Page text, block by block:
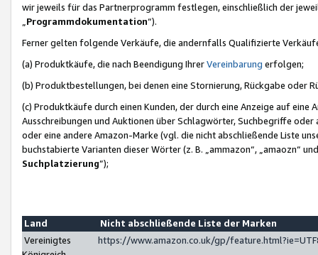
wir jeweils für das Partnerprogramm festlegen, einschließlich der
Programmdokumentation“).
Ferner gelten folgende Verkäufe, die andernfalls Qualifizierte
(a) Produktkäufe, die nach Beendigung IhrerVereinbarung erfolgen;
(b) Produktbestellungen, bei denen eine Stornierung, Rückgabe oder
(c) Produktkäufe durch einen Kunden, der durch eine Anzeige auf
Ausschreibungen und Auktionen über Schlagwörter, Suchbegriffe
oder eine andere Amazon-Marke (vgl. die nicht abschließende Liste
buchstabierte Varianten dieser Wörter (z. B. „ammazon“, „amaozn“
Suchplatzierung”);
Land
Nicht abschließende Liste der Marken
Vereinigtes
https://www.amazon.co.uk/gp/